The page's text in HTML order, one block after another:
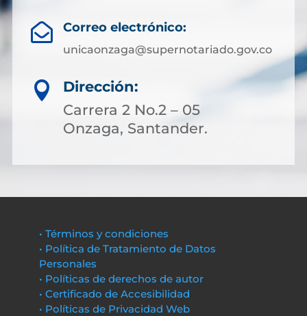
 Correo electrónico:
unicaonzaga@supernotariado.gov.co

Dirección:
Carrera 2 No.2 – 05
Onzaga, Santander.
• Términos y condiciones
• Política de Tratamiento de Datos
Personales
• Políticas de derechos de autor
• Certificado de Accesibilidad
• Políticas de Privacidad Web